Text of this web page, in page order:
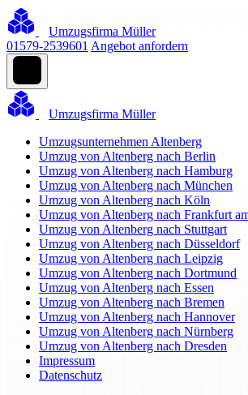
Umzugsfirma Müller
01579-2539601 Angebot anfordern
Umzugsfirma Müller
Umzugsunternehmen Altenberg
Umzug von Altenberg nach Berlin
Umzug von Altenberg nach Hamburg
Umzug von Altenberg nach München
Umzug von Altenberg nach Köln
Umzug von Altenberg nach Frankfurt
Umzug von Altenberg nach Stuttgart
Umzug von Altenberg nach Düsseldorf
Umzug von Altenberg nach Leipzig
Umzug von Altenberg nach Dortmund
Umzug von Altenberg nach Essen
Umzug von Altenberg nach Bremen
Umzug von Altenberg nach Hannover
Umzug von Altenberg nach Nürnberg
Umzug von Altenberg nach Dresden
Impressum
Datenschutz